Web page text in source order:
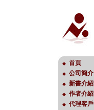
◆ 首頁
◆ 公司簡介
◆ 新書介紹
◆ 作者介紹
◆ 代理客戶